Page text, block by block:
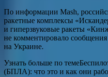
По информации Mash,
ракетные комплексы
и гиперзвуковые ракеты
не комментировало
на Украине.
Узнать больше по
(БПЛА): что это и как они